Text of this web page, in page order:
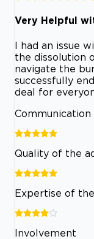
Very Helpful
I had an issue
the dissolution
navigate the
successfully
deal for
Communication
Quality of the
Expertise of
Involvement